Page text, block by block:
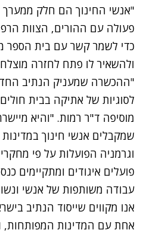
"אנשי החינוך הם חלק ממערך
פעולה עם ההורים, הצוות
כדי לשמר קשר עם בית הספר
ולהשאיר לו פתח לחזרה
"ההכשרה שמעניק הנתיב
לסוגיות של אתיקה בבית
מוסיפה ד"ר רמות. "והיא
שמקבלים אנשי חינוך
וגרמניה הפועלות על פי
פועלים איגודים ומתקיימים
עבודה משותפות של אנשי
אנו מקווים שייסוד הנתיב
אחת עם המדינות המפותחות,